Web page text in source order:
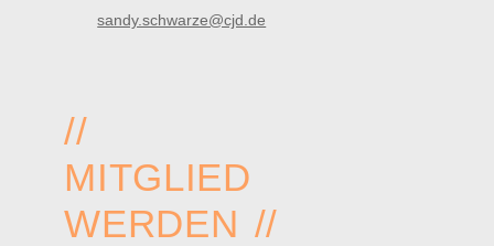
sandy.schwarze@cjd.de
//
MITGLIED
WERDEN //